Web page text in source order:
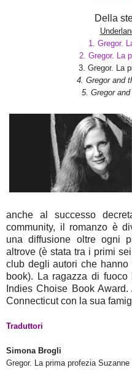
Della
1. Gregor.
2. Gregor. La
3. Gregor. La
4. Gregor and
5. Gregor
anche al successo
community, il romanzo è
una diffusione oltre ogni
altrove (è stata tra i primi
club degli autori che
book). La ragazza di
Indies Choise Book
Connecticut con la sua
Traduttori
Simona Brogli
Gregor. La prima profezia Suzanne